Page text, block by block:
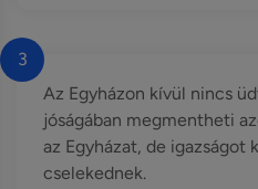
3
Az Egyházon kívül nincs
jóságában megmentheti
az Egyházat, de igazságot
cselekednek.